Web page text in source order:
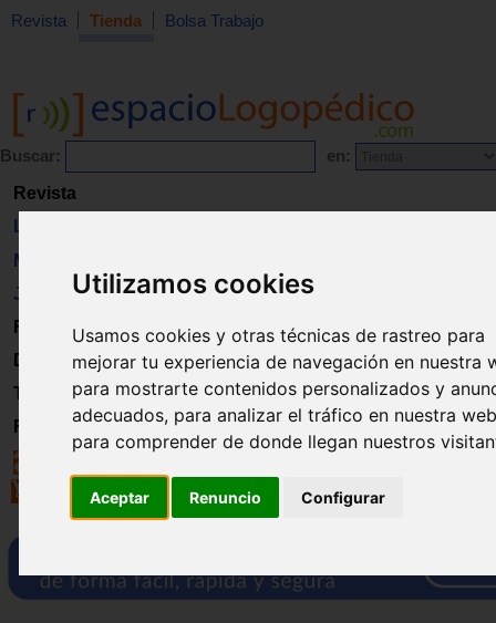
Utilizamos cookies
Usamos cookies y otras técnicas de rastreo para
mejorar tu experiencia de navegación en nuestra
para mostrarte contenidos personalizados y
adecuados, para analizar el tráfico en nuestra
para comprender de donde llegan nuestros
Aceptar Renuncio Configurar
Revista Tienda Bolsa Trabajo
Buscar: en:
Revista
Libros
Material
Juguetes
Formación
Directorio
Trabajo
Registro